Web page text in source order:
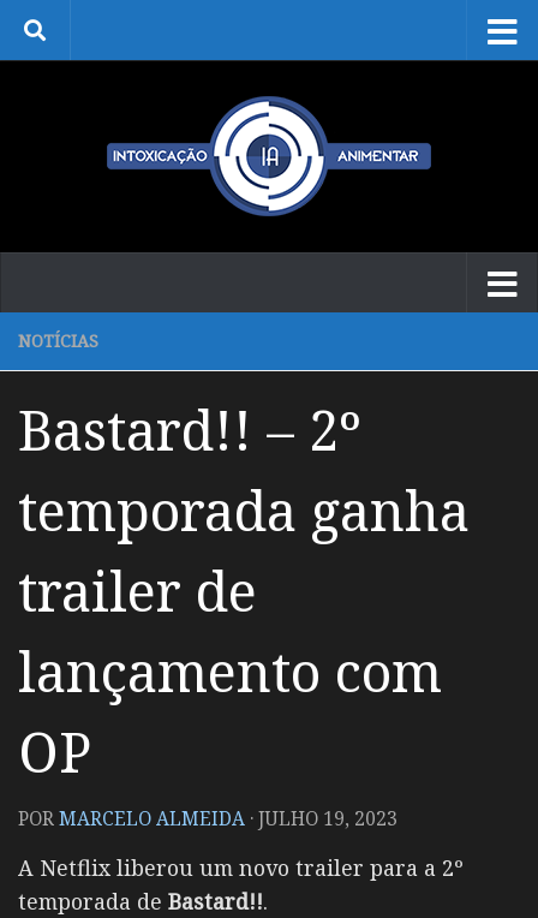
Skip to content
NOTÍCIAS
Bastard!! – 2º
temporada ganha
trailer de
lançamento com
OP
PORMARCELO ALMEIDA ·JULHO 19, 2023
A Netflix liberou um novo trailer para a 2º
temporada de Bastard!!.